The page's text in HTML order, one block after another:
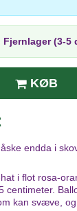
Fjernlager (3-5
KØB
endda i
i flot rosa-
kan svæve,